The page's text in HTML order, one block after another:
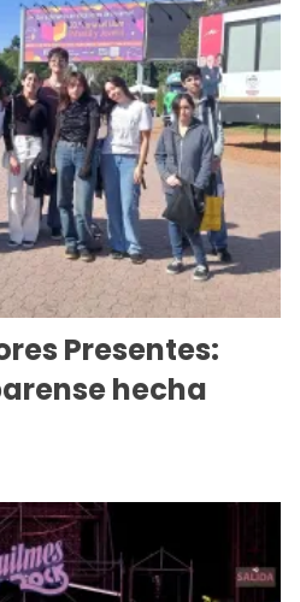
Presentes:
hecha